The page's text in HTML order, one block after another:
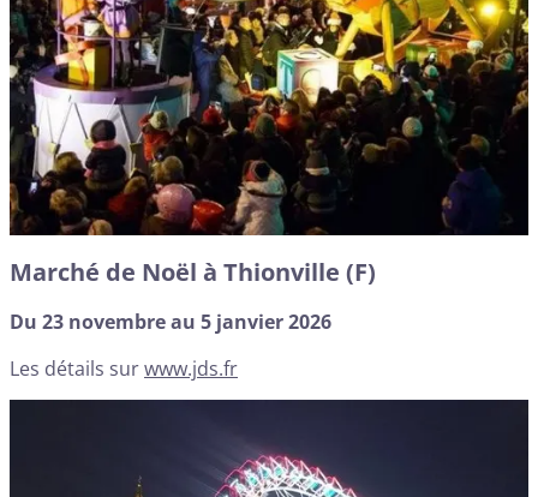
Marché de Noël à Thionville (F)
Du 23 novembre au 5 janvier 2026
Les détails surwww.jds.fr